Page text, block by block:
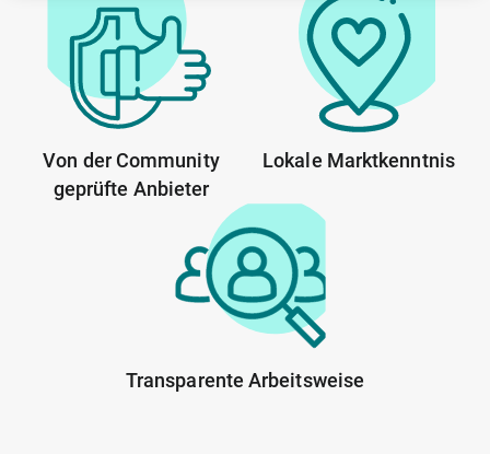
Von der Community
geprüfte Anbieter
Lokale Marktkenntnis
Transparente Arbeitsweise